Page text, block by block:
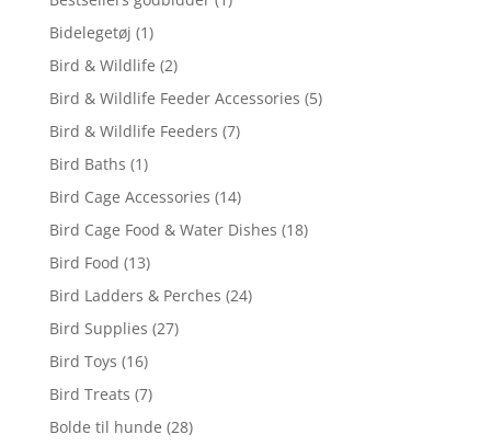
Bidelegetøj (1)
Bird & Wildlife (2)
Bird & Wildlife Feeder Accessories (5)
Bird & Wildlife Feeders (7)
Bird Baths (1)
Bird Cage Accessories (14)
Bird Cage Food & Water Dishes (18)
Bird Food (13)
Bird Ladders & Perches (24)
Bird Supplies (27)
Bird Toys (16)
Bird Treats (7)
Bolde til hunde (28)